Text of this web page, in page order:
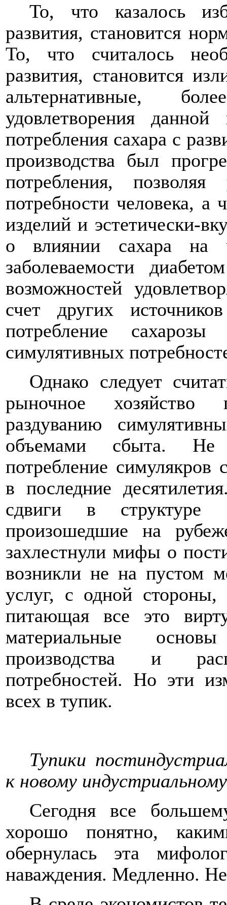
То, что казалось
развития, становится
То, что считалось
развития, становится
альтернативные,
удовлетворения
потребления сахара с
производства был
потребления, позволяя
потребности человека, а
изделий и эстетически-
о влиянии сахара на
заболеваемости
возможностей
счет других
потребление
симулятивных
Однако следует
рыночное хозяйство
раздуванию
объемами сбыта. Не
потребление симулякров
в последние
сдвиги в структуре
произошедшие на
захлестнули мифы о
возникли не на пустом
услуг, с одной стороны,
питающая все это
материальные
производства и
потребностей. Но эти
всех в тупик.
Тупики
к новому
Сегодня все
хорошо понятно,
обернулась эта
наваждения. Медленно. Не